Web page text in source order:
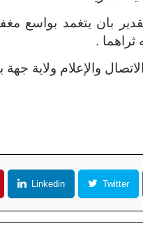
بان يتغمد بواسع
.
والإعلام ولاية
Twitter
Linkedin